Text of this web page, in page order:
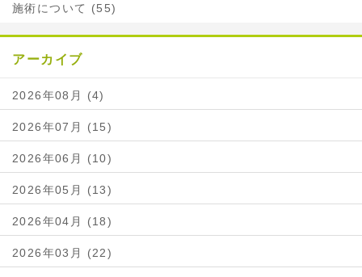
施術について (55)
アーカイブ
2026年08月 (4)
2026年07月 (15)
2026年06月 (10)
2026年05月 (13)
2026年04月 (18)
2026年03月 (22)